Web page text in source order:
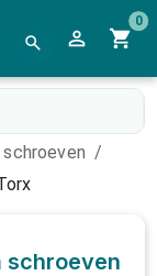
0
/
schroeven